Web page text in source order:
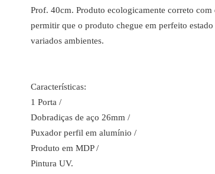
Prof. 40cm. Produto ecologicamente correto com
permitir que o produto chegue em perfeito
variados ambientes.
Características:
1 Porta /
Dobradiças de aço 26mm /
Puxador perfil em alumínio /
Produto em MDP /
Pintura UV.